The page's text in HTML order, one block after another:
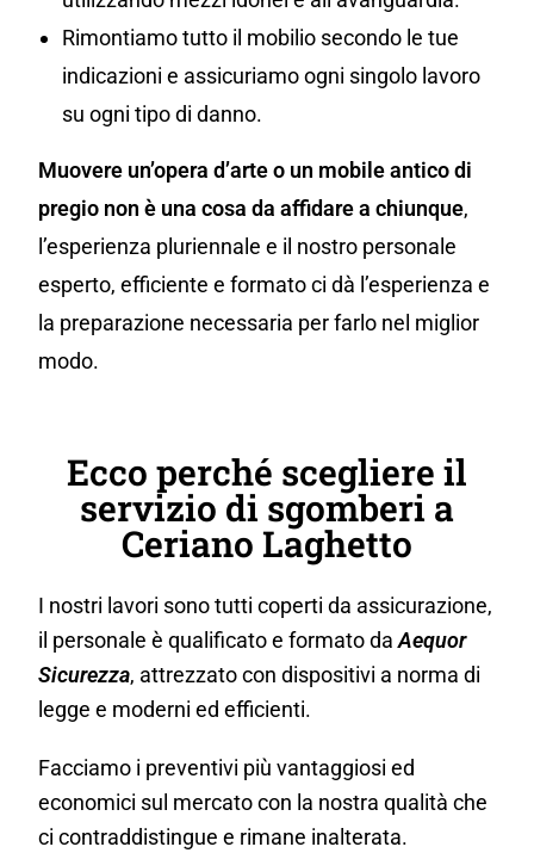
Rimontiamo tutto il mobilio secondo le tue
indicazioni e assicuriamo ogni singolo lavoro
su ogni tipo di danno.
Muovere un’opera d’arte o un mobile antico di
pregio non è una cosa da affidare a chiunque,
l’esperienza pluriennale e il nostro personale
esperto, efficiente e formato ci dà l’esperienza e
la preparazione necessaria per farlo nel miglior
modo.
Ecco perché scegliere il
servizio di sgomberi a
Ceriano Laghetto
I nostri lavori sono tutti coperti da assicurazione,
il personale è qualificato e formato daAequor
Sicurezza, attrezzato con dispositivi a norma di
legge e moderni ed efficienti.
Facciamo i preventivi più vantaggiosi ed
economici sul mercato con la nostra qualità che
ci contraddistingue e rimane inalterata.